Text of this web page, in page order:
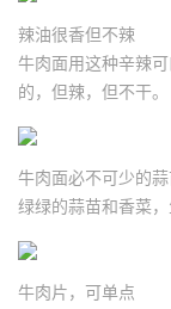
辣油很香但不辣
牛肉面用这种辛辣
的，但辣，但不干。
牛肉面必不可少的蒜
绿绿的蒜苗和香菜，
牛肉片，可单点